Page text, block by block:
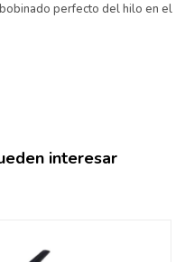
perfecto del hilo en el
interesar